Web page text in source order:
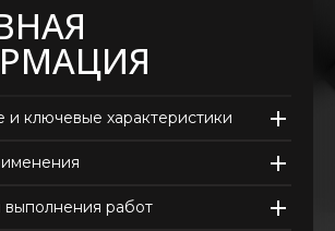
и ключевые характеристики
выполнения работ